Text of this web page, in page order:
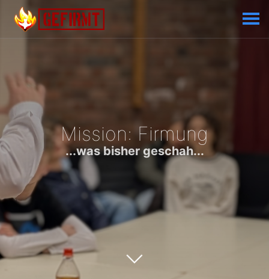
Mission: Firmung
...was bisher geschah...